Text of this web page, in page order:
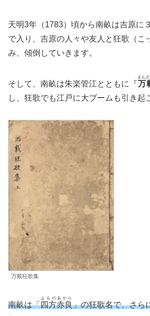
天明3年（1783）頃から南畝は吉原に
で入り、吉原の人々や友人と狂歌（こ
み、傾倒していきます。
そして、南畝は朱楽管江とともに『万
まん
し、狂歌でも江戸に大ブームも引き起
万載狂歌集
南畝は「四方赤良
よものあから
」の狂歌名で、さら